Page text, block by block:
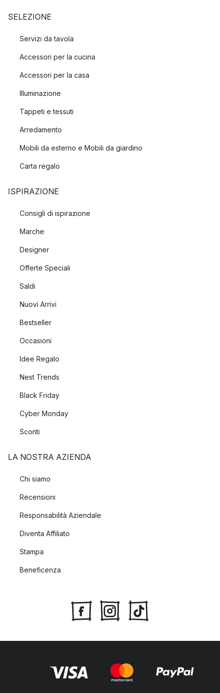
SELEZIONE
Servizi da tavola
Accessori per la cucina
Accessori per la casa
Illuminazione
Tappeti e tessuti
Arredamento
Mobili da esterno e Mobili da giardino
Carta regalo
ISPIRAZIONE
Consigli di ispirazione
Marche
Designer
Offerte Speciali
Saldi
Nuovi Arrivi
Bestseller
Occasioni
Idee Regalo
Nest Trends
Black Friday
Cyber Monday
Sconti
LA NOSTRA AZIENDA
Chi siamo
Recensioni
Responsabilità Aziendale
Diventa Affiliato
Stampa
Beneficenza